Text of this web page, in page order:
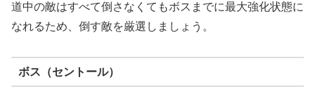
道中の敵はすべて倒さなくてもボスまでに最大強化状態に
なれるため、倒す敵を厳選しましょう。
ボス（セントール）